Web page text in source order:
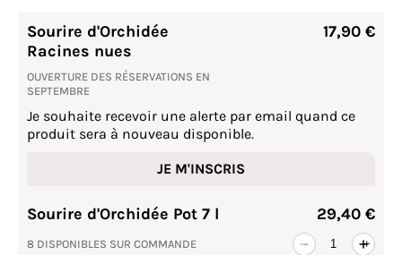
Sourire d'Orchidée
Racines nues
OUVERTURE DES RÉSERVATIONS EN
SEPTEMBRE
17,90 €
Je souhaite recevoir une alerte par email quand ce
produit sera à nouveau disponible.
JE M'INSCRIS
Sourire d'Orchidée Pot 7 l
8 DISPONIBLES SUR COMMANDE - +
29,40 €